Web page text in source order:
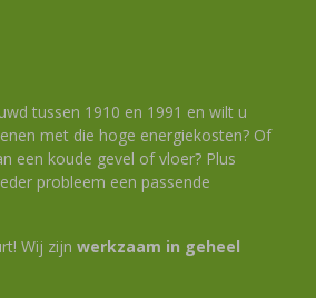
tussen 1910 en 1991 en wilt u
met die hoge energiekosten? Of
een koude gevel of vloer? Plus
probleem een passende
Wij zijn werkzaam in geheel